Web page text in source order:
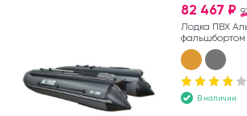
82 467 ₽
Лодка ПВХ
фальшбортом
В наличии